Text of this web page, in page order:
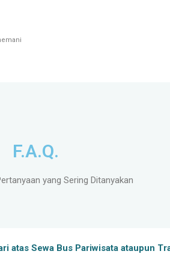
F.A.Q.
yang Sering Ditanyakan
atas Sewa Bus Pariwisata ataupun